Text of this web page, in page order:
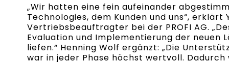
„Wir hatten eine fein aufeinander
Technologies, dem Kunden und uns“, erklärt
Vertriebsbeauftragter bei der PROFI AG.
Evaluation und Implementierung der neuen
liefen.“ Henning Wolf ergänzt: „Die
war in jeder Phase höchst wertvoll.